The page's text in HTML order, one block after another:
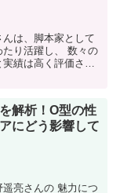
は、脚本家として
たり活躍し、 数々の
績は高く評価され
解析！O型の性
にどう影響して
亮さんの 魅力につ